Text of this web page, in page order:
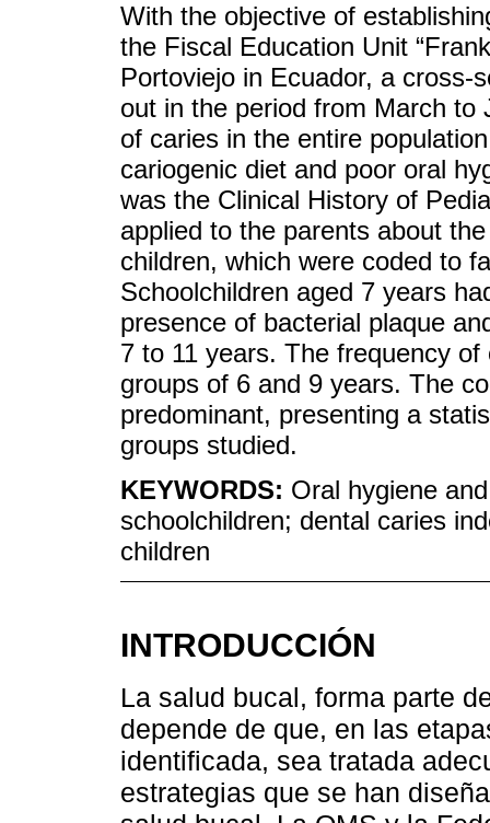
With the objective of
the Fiscal Education Unit
Portoviejo in Ecuador, a cross-
out in the period from March to
of caries in the entire
cariogenic diet and poor oral
was the Clinical History of
applied to the parents about
children, which were coded to
Schoolchildren aged 7 years
presence of bacterial plaque
7 to 11 years. The frequency
groups of 6 and 9 years. The
predominant, presenting a
groups studied.
KEYWORDS: Oral hygiene
schoolchildren; dental caries
children
INTRODUCCIÓN
La salud bucal, forma parte
depende de que, en las
identificada, sea tratada
estrategias que se han